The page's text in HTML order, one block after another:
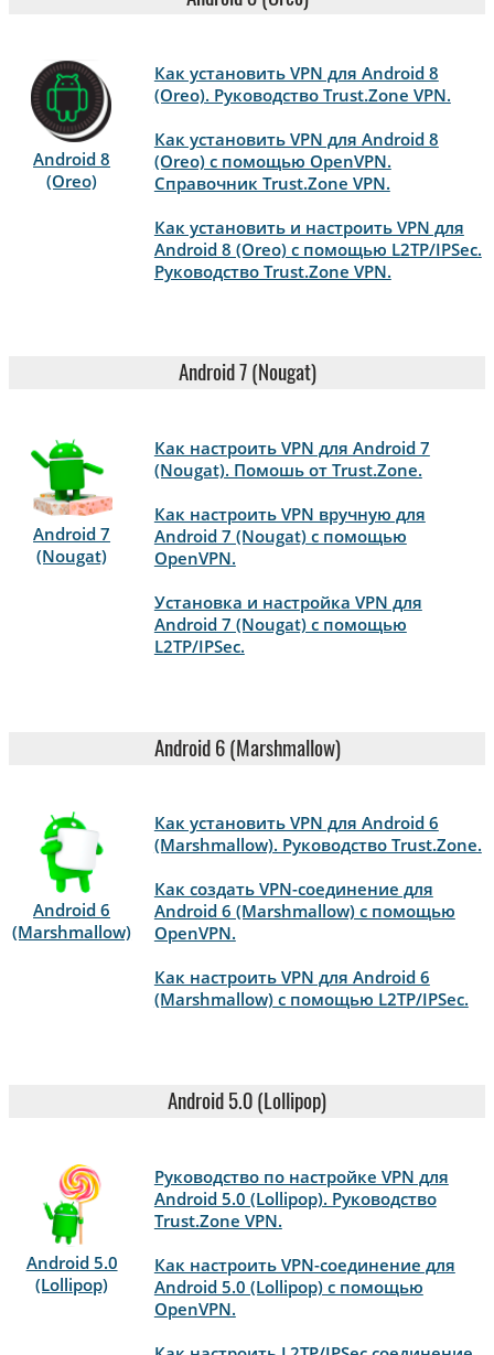
Android 8
(Oreo)
Как установить VPN для Android 8
(Oreo). Руководство Trust.Zone VPN.
Как установить VPN для Android 8
(Oreo) с помощью OpenVPN.
Справочник Trust.Zone VPN.
Как установить и настроить VPN для
Android 8 (Oreo) с помощью L2TP/IPSec.
Руководство Trust.Zone VPN.
Android 7 (Nougat)
Android 7
(Nougat)
Как настроить VPN для Android 7
(Nougat). Помошь от Trust.Zone.
Как настроить VPN вручную для
Android 7 (Nougat) с помощью
OpenVPN.
Установка и настройка VPN для
Android 7 (Nougat) с помощью
L2TP/IPSec.
Android 6 (Marshmallow)
Android 6
(Marshmallow)
Как установить VPN для Android 6
(Marshmallow). Руководство Trust.Zone.
Как создать VPN-соединение для
Android 6 (Marshmallow) с помощью
OpenVPN.
Как настроить VPN для Android 6
(Marshmallow) с помощью L2TP/IPSec.
Android 5.0 (Lollipop)
Android 5.0
(Lollipop)
Руководство по настройке VPN для
Android 5.0 (Lollipop). Руководство
Trust.Zone VPN.
Как настроить VPN-соединение для
Android 5.0 (Lollipop) с помощью
OpenVPN.